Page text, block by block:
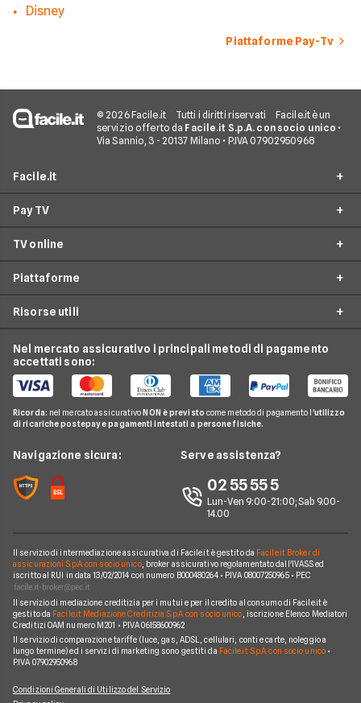
Disney
Piattaforme Pay-Tv
© 2026 Facile.it Tutti i diritti riservati
Facile.it è un
servizio offerto da Facile.it S.p.A. con socio unico •
Via Sannio, 3 - 20137 Milano • P.IVA 07902950968
Facile.it
Assicurazioni
Prestiti
Mutui
Conti e Carte
Telefonia Mobile
Pay TV
Noleggio Lungo Termine
News
Chi siamo
Perché scegliere Facile.it
Mappa del sito
Pay TV
Offerte Sky
Offerte Mediaset Premium
TV online
Offerte Now TV
Piattaforme
Mediaset Premium
Netflix
Sky e Fastweb
Sky
Risorse utili
Guida Pay TV
Domande Pay TV
Notizie Pay TV
Argomenti in evidenza Pay TV
Piattaforme Pay TV
Nel mercato assicurativo i principali metodi di pagamento
accettati sono:
Ricorda: nel mercato assicurativo NON è previsto come metodo di pagamento l'utilizzo
di ricariche postepay e pagamenti intestati a persone fisiche.
Navigazione sicura: Serve assistenza?
02 55 55 5
Lun-Ven 9:00-21:00; Sab 9.00-
14.00
Il servizio di intermediazione assicurativa di Facile.it è gestito da Facile.it Broker di
assicurazioni S.p.A. con socio unico, broker assicurativo regolamentato dall'IVASS ed
iscritto al RUI in data 13/02/2014 con numero B000480264 • P.IVA 08007250965 • PEC
Il servizio di mediazione creditizia per i mutui e per il credito al consumo di Facile.it è
gestito da Facile.it Mediazione Creditizia S.p.A. con socio unico , iscrizione Elenco Mediatori
Creditizi OAM numero M201 • P.IVA 06158600962
Il servizio di comparazione tariffe (luce, gas, ADSL, cellulari, conti e carte, noleggio a
lungo termine) ed i servizi di marketing sono gestiti da Facile.it S.p.A. con socio unico•
P.IVA 07902950968
Condizioni Generali di Utilizzo del Servizio